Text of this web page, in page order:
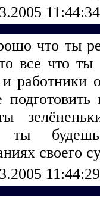
что ты
все что
работники
ты
своего